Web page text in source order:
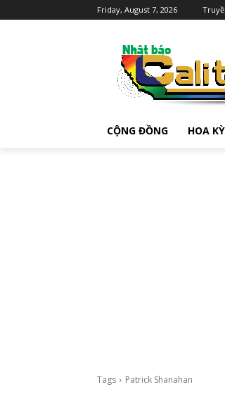
Friday, August 7, 2026
CỘNG ĐỒNG HOA KỲ
Tags Patrick Shanahan